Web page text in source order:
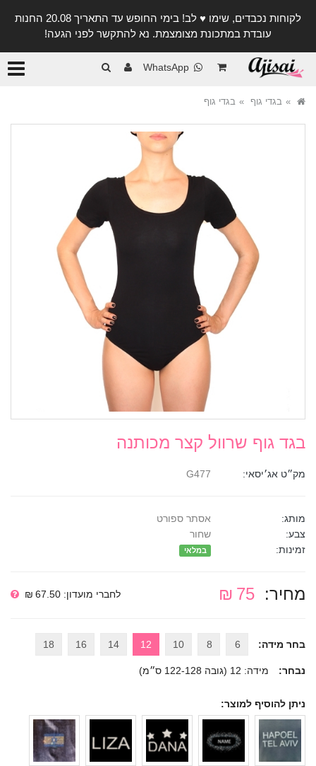
לקוחות נכבדים, שימו ♥️ לב! בימי החופש עד התאריך 20.08 החנות
עובדת במתכונת מצומצמת. נא להתקשר לפני הגעה!
WhatsApp
בגדי גוף בגדי גוף
בגד גוף שרוול קצר מכותנה
מק״ט אג׳יסאי:
מותג:
אסתר ספורט
צבע:
שחור
זמינות:
במלאי
מחיר: 75 ₪ לחברי מועדון: 67.50 ₪
בחר מידה: 6
8
10
12
14
16
18
נבחר: מידה: 12 (גובה 122-128 ס״מ)
ניתן להוסיף למוצר: